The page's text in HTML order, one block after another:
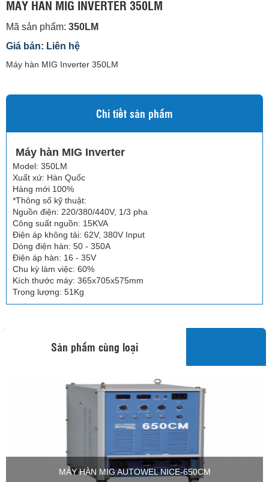
MÁY HÀN MIG INVERTER 350LM
Mã sản phẩm: 350LM
Giá bán: Liên hệ
Máy hàn MIG Inverter 350LM
Chi tiết sản phẩm
Máy hàn MIG Inverter
Model: 350LM
Xuất xứ: Hàn Quốc
Hàng mới 100%
*Thông số kỹ thuật:
Nguồn điện: 220/380/440V, 1/3 pha
Công suất nguồn: 15KVA
Điện áp không tải: 62V, 380V Input
Dòng điện hàn: 50 - 350A
Điện áp hàn: 16 - 35V
Chu kỳ làm việc: 60%
Kích thước máy: 365x705x575mm
Trọng lượng: 51Kg
Sản phẩm cùng loại
MÁY HÀN MIG AUTOWEL NICE-650CM